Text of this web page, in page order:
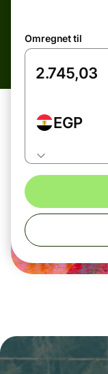
Omregnet til
EGP